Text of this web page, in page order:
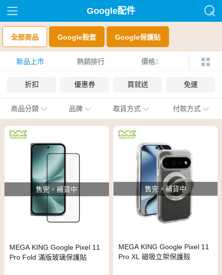
Google配件
全部商品 Google殼套 Google保護貼
新品上市 熱銷排行 價格
折扣 優惠券 買就送 免運
商品分類 品牌 取貨方式 付款方式
售完，補貨中
MEGA KING Google Pixel 11
Pro Fold 滿版玻璃保護貼
售完，補貨中
MEGA KING Google Pixel 11
Pro XL 磁吸立架保護殼